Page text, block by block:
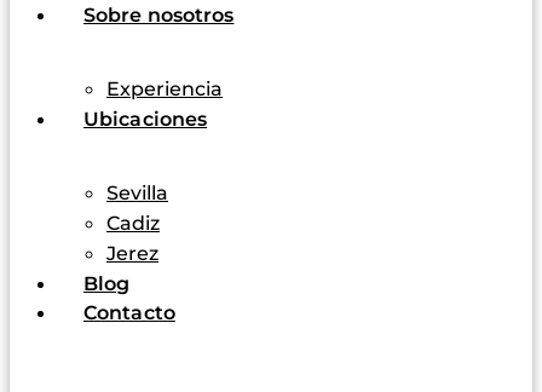
Sobre nosotros
Experiencia
Ubicaciones
Sevilla
Cadiz
Jerez
Blog
Contacto